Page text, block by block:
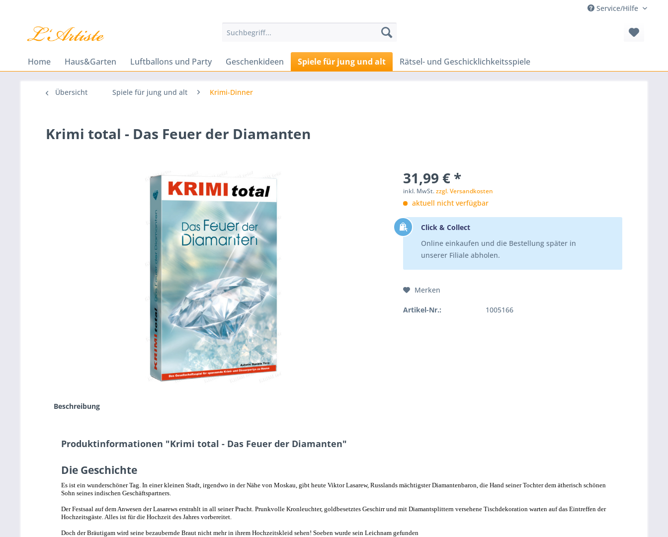
Service/Hilfe
Home Haus&Garten Luftballons und Party Geschenkideen Spiele für jung und alt Rätsel- und Geschicklichkeitsspiele
Übersicht Spiele für jung und alt Krimi-Dinner
Krimi total - Das Feuer der Diamanten
31,99 € *
inkl. MwSt.zzgl. Versandkosten
aktuell nicht verfügbar
Click & Collect
Online einkaufen und die Bestellung später in
unserer Filiale abholen.
Merken
Artikel-Nr.: 1005166
Beschreibung
Produktinformationen "Krimi total - Das Feuer der Diamanten"
Die Geschichte
Es ist ein wunderschöner Tag. In einer kleinen Stadt, irgendwo in der Nähe von Moskau, gibt heute Viktor Lasarew, Russlands mächtigster Diamantenbaron, die Hand seiner Tochter dem ätherisch schönen
Sohn seines indischen Geschäftspartners.
Der Festsaal auf dem Anwesen der Lasarews erstrahlt in all seiner Pracht. Prunkvolle Kronleuchter, goldbesetztes Geschirr und mit Diamantsplittern versehene Tischdekoration warten auf das Eintreffen der
Hochzeitsgäste. Alles ist für die Hochzeit des Jahres vorbereitet.
Doch der Bräutigam wird seine bezaubernde Braut nicht mehr in ihrem Hochzeitskleid sehen! Soeben wurde sein Leichnam gefunden